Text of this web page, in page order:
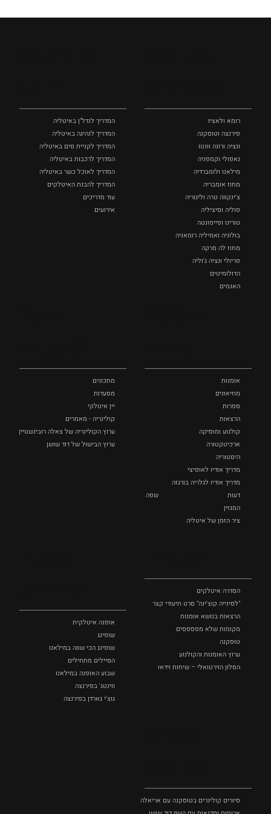
רומא ולאציו
פירנצה וטוסקנה ‏
ונציה ורונה וונטו
נאפולי‏ וקמפניה
מילאנו ולומברדיה
מחוז אומבריה
צ'ינקווה טרה וליגוריה
פוליה וסיציליה ‏
טורינו ופיימונטה
בולוניה ואמיליה רומאניה
מחוז לה מרקה
פריולי ונציה ג'וליה
הדולומיטים
האגמים
המדריך לנדל"ן באיטליה
המדריך לנהיגה באיטליה
המדריך לקניית סים באיטליה
המדריך לרכבות באיטליה
המדריך לאוכל כשר באיטליה
המדריך להבנת האיטלקים
עוד מדריכים
אירועים
אומנות
מוזיאונים
ספרות
הרצאות
קולנוע ומוסיקה
ארכיטקטורה
היסטוריה
מדריך אודיו לאופיצי
מדריך אודיו לגלריה בורגזה
דעות
שפה
המגזין
ציר הזמן של איטליה
מתכונים
מסעדות
יין איטלקי
קולינריה - מאמרים
ערוץ הקולינריה של צאלה רובינשטיין
ערוץ הבישול של דוד שושן
הסדרה איטלקים
"לסינייה קוצ'ינה" סרט תיעודי קצר
הרצאות בנושא אומנות
מקומות שלא מפספסים
טוסקנה
ערוץ האומנות והקולנוע
הסלון הוירטואלי – שיחות וידאו
אופנה איטלקית
שופינג
שופינג הכי שווה במילאנו
הסיילים מתחילים
שבוע האופנה במילאנו
ווינטג' בפירנצה
גוצ'י גארדן בפירנצה
סיורים קולינרים בטוסקנה עם אריאלה בנקיר